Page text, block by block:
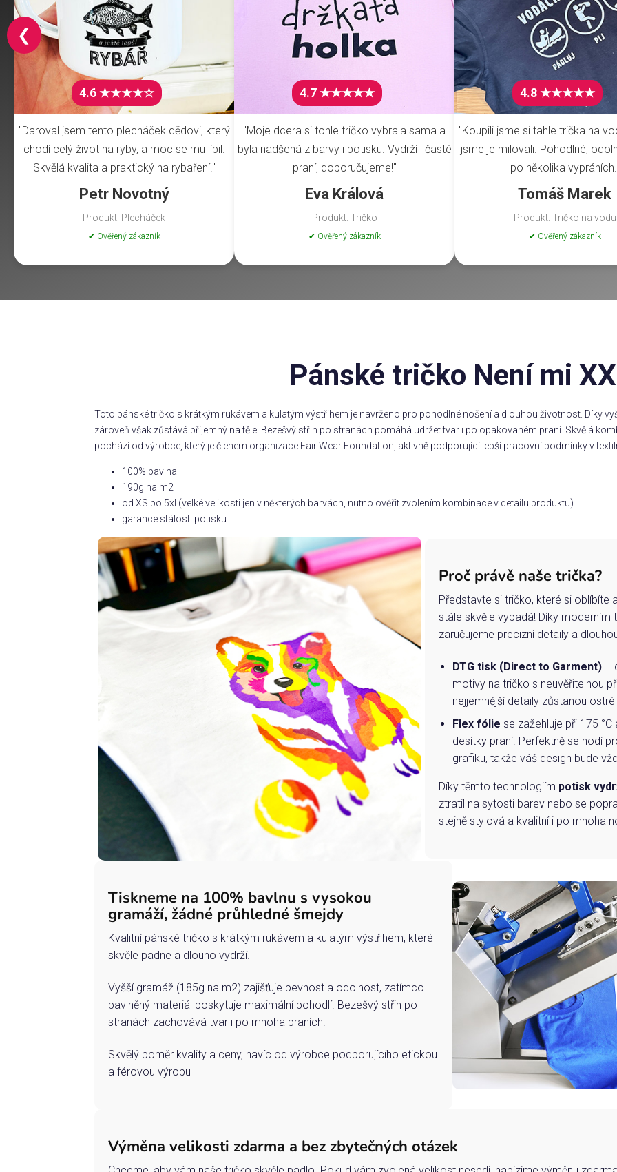
4.6 ★★★★☆
"Daroval jsem tento plecháček dědovi, který
chodí celý život na ryby, a moc se mu líbil.
Skvělá kvalita a praktický na rybaření."
Petr Novotný
Produkt: Plecháček
✔ Ověřený zákazník
4.7 ★★★★★
"Moje dcera si tohle tričko vybrala sama a
byla nadšená z barvy i potisku. Vydrží i časté
praní, doporučujeme!"
Eva Králová
Produkt: Tričko
✔ Ověřený zákazník
4.8 ★★★★★
"Koupili jsme si tahle trička na
jsme je milovali. Pohodlné,
po několika
Tomáš Marek
Produkt: Tričko na vodu
✔ Ověřený zákazník
❮
Pánské tričko Není mi
Toto pánské tričko s krátkým rukávem a kulatým výstřihem je navrženo pro pohodlné nošení a dlouhou životnost. Díky
zároveň však zůstává příjemný na těle. Bezešvý střih po stranách pomáhá udržet tvar i po opakovaném praní. Skvělá
pochází od výrobce, který je členem organizace Fair Wear Foundation, aktivně podporující lepší pracovní podmínky v
100% bavlna
190g na m2
od XS po 5xl (velké velikosti jen v některých barvách, nutno ověřit zvolením kombinace v detailu produktu)
garance stálosti potisku
Proč právě naše trička?
Představte si tričko, které si oblíbíte
stále skvěle vypadá! Díky moderním
zaručujeme precizní detaily a
DTG tisk (Direct to Garment)–
motivy na tričko s neuvěřitelnou
nejjemnější detaily zůstanou
Flex fólie se zažehluje při 175
desítky praní. Perfektně se hodí
grafiku, takže váš design bude
Díky těmto technologiím potisk
ztratil na sytosti barev nebo se
stejně stylová a kvalitní i po mnoha
Tiskneme na 100% bavlnu s vysokou
gramáží, žádné průhledné šmejdy
Kvalitní pánské tričko s krátkým rukávem a kulatým výstřihem, které
skvěle padne a dlouho vydrží.
Vyšší gramáž (185g na m2) zajišťuje pevnost a odolnost, zatímco
bavlněný materiál poskytuje maximální pohodlí. Bezešvý střih po
stranách zachovává tvar i po mnoha praních.
Skvělý poměr kvality a ceny, navíc od výrobce podporujícího etickou
a férovou výrobu
Výměna velikosti zdarma a bez zbytečných otázek